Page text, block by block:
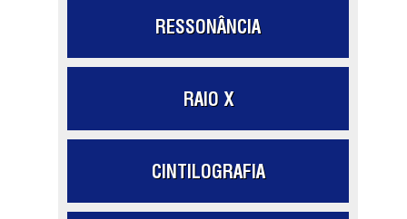
RESSONÂNCIA
RAIO X
CINTILOGRAFIA